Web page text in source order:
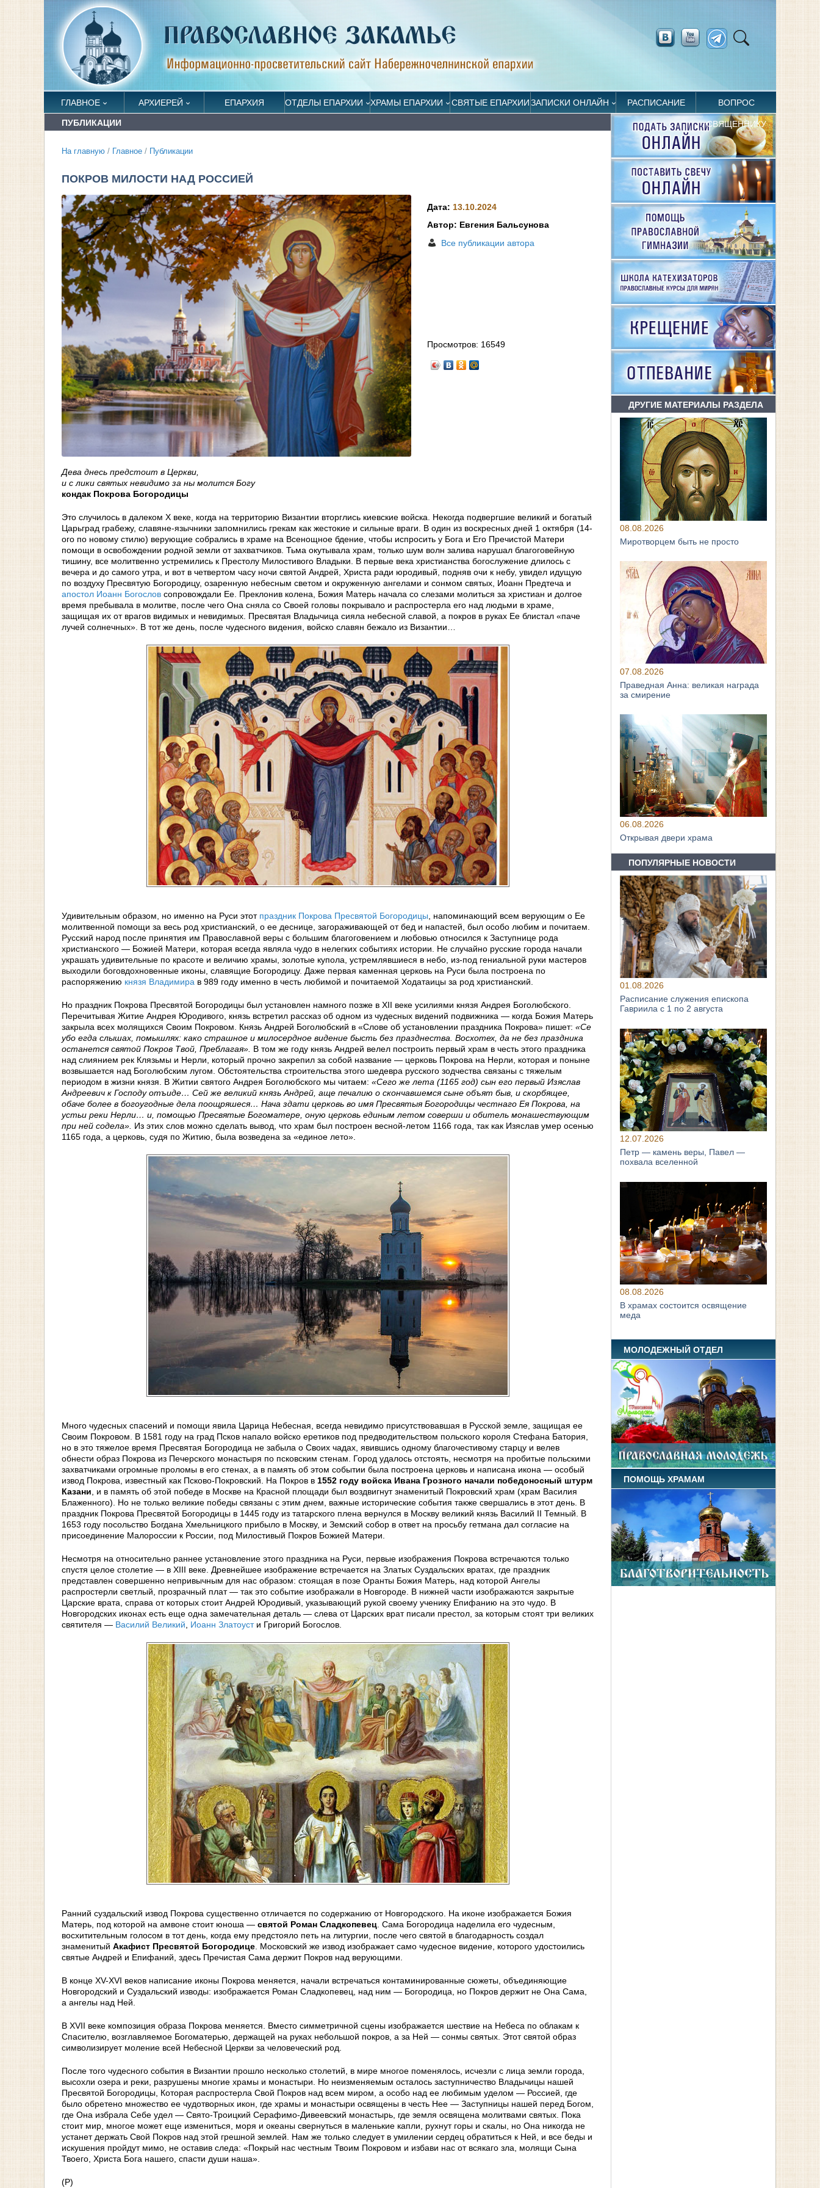
ГЛАВНОЕ АРХИЕРЕЙ ЕПАРХИЯ ОТДЕЛЫ ЕПАРХИИ ХРАМЫ ЕПАРХИИ СВЯТЫЕ ЕПАРХИИЗАПИСКИ ОНЛАЙН РАСПИСАНИЕ ВОПРОС
СВЯЩЕННИКУ
ПУБЛИКАЦИИ
На главную / Главное / Публикации
ПОКРОВ МИЛОСТИ НАД РОССИЕЙ
Дата: 13.10.2024
Автор: Евгения Бальсунова
Все публикации автора
Просмотров: 16549
Дева днесь предстоит в Церкви,
и с лики святых невидимо за ны молится Богу
кондак Покрова Богородицы
Это случилось в далеком X веке, когда на территорию Византии вторглись киевские войска. Некогда подвергшие великий и богатый
Царьград грабежу, славяне-язычники запомнились грекам как жестокие и сильные враги. В один из воскресных дней 1 октября (14-
ого по новому стилю) верующие собрались в храме на Всенощное бдение, чтобы испросить у Бога и Его Пречистой Матери
помощи в освобождении родной земли от захватчиков. Тьма окутывала храм, только шум волн залива нарушал благоговейную
тишину, все молитвенно устремились к Престолу Милостивого Владыки. В первые века христианства богослужение длилось с
вечера и до самого утра, и вот в четвертом часу ночи святой Андрей, Христа ради юродивый, подняв очи к небу, увидел идущую
по воздуху Пресвятую Богородицу, озаренную небесным светом и окруженную ангелами и сонмом святых, Иоанн Предтеча и
апостол Иоанн Богослов сопровождали Ее. Преклонив колена, Божия Матерь начала со слезами молиться за христиан и долгое
время пребывала в молитве, после чего Она сняла со Своей головы покрывало и распростерла его над людьми в храме,
защищая их от врагов видимых и невидимых. Пресвятая Владычица сияла небесной славой, а покров в руках Ее блистал «паче
лучей солнечных». В тот же день, после чудесного видения, войско славян бежало из Византии…
Удивительным образом, но именно на Руси этот праздник Покрова Пресвятой Богородицы, напоминающий всем верующим о Ее
молитвенной помощи за весь род христианский, о ее деснице, загораживающей от бед и напастей, был особо любим и почитаем.
Русский народ после принятия им Православной веры с большим благоговением и любовью относился к Заступнице рода
христианского — Божией Матери, которая всегда являла чудо в нелегких событиях истории. Не случайно русские города начали
украшать удивительные по красоте и величию храмы, золотые купола, устремлявшиеся в небо, из-под гениальной руки мастеров
выходили боговдохновенные иконы, славящие Богородицу. Даже первая каменная церковь на Руси была построена по
распоряжению князя Владимира в 989 году именно в честь любимой и почитаемой Ходатаицы за род христианский.
Но праздник Покрова Пресвятой Богородицы был установлен намного позже в XII веке усилиями князя Андрея Боголюбского.
Перечитывая Житие Андрея Юродивого, князь встретил рассказ об одном из чудесных видений подвижника — когда Божия Матерь
закрыла всех молящихся Своим Покровом. Князь Андрей Боголюбский в «Слове об установлении праздника Покрова» пишет: «Се
убо егда слышах, помышлях: како страшное и милосердное видение бысть без празднества. Восхотех, да не без праздника
останется святой Покров Твой, Преблагая». В том же году князь Андрей велел построить первый храм в честь этого праздника
над слиянием рек Клязьмы и Нерли, который прочно закрепил за собой название — церковь Покрова на Нерли, которая и поныне
возвышается над Боголюбским лугом. Обстоятельства строительства этого шедевра русского зодчества связаны с тяжелым
периодом в жизни князя. В Житии святого Андрея Боголюбского мы читаем: «Сего же лета (1165 год) сын его первый Изяслав
Андреевич к Господу отъиде… Сей же великий князь Андрей, аще печалию о скончавшемся сыне объят быв, и скорбящее,
обаче более в богоугодные дела поощряшеся… Нача здати церковь во имя Пресвятыя Богородицы честнаго Ея Покрова, на
устьи реки Нерли… и, помощью Пресвятые Богоматере, оную церковь единым летом соверши и обитель монашествующим
при ней содела». Из этих слов можно сделать вывод, что храм был построен весной-летом 1166 года, так как Изяслав умер осенью
1165 года, а церковь, судя по Житию, была возведена за «единое лето».
Много чудесных спасений и помощи явила Царица Небесная, всегда невидимо присутствовавшая в Русской земле, защищая ее
Своим Покровом. В 1581 году на град Псков напало войско еретиков под предводительством польского короля Стефана Батория,
но в это тяжелое время Пресвятая Богородица не забыла о Своих чадах, явившись одному благочестивому старцу и велев
обнести образ Покрова из Печерского монастыря по псковским стенам. Город удалось отстоять, несмотря на пробитые польскими
захватчиками огромные проломы в его стенах, а в память об этом событии была построена церковь и написана икона — особый
извод Покрова, известный как Псково-Покровский. На Покров в 1552 году войска Ивана Грозного начали победоносный штурм
Казани, и в память об этой победе в Москве на Красной площади был воздвигнут знаменитый Покровский храм (храм Василия
Блаженного). Но не только великие победы связаны с этим днем, важные исторические события также свершались в этот день. В
праздник Покрова Пресвятой Богородицы в 1445 году из татарского плена вернулся в Москву великий князь Василий II Темный. В
1653 году посольство Богдана Хмельницкого прибыло в Москву, и Земский собор в ответ на просьбу гетмана дал согласие на
присоединение Малороссии к России, под Милостивый Покров Божией Матери.
Несмотря на относительно раннее установление этого праздника на Руси, первые изображения Покрова встречаются только
спустя целое столетие — в XIII веке. Древнейшее изображение встречается на Златых Суздальских вратах, где праздник
представлен совершенно непривычным для нас образом: стоящая в позе Оранты Божия Матерь, над которой Ангелы
распростерли светлый, прозрачный плат — так это событие изображали в Новгороде. В нижней части изображаются закрытые
Царские врата, справа от которых стоит Андрей Юродивый, указывающий рукой своему ученику Епифанию на это чудо. В
Новгородских иконах есть еще одна замечательная деталь — слева от Царских врат писали престол, за которым стоят три великих
святителя — Василий Великий, Иоанн Златоусти Григорий Богослов.
Ранний суздальский извод Покрова существенно отличается по содержанию от Новгородского. На иконе изображается Божия
Матерь, под которой на амвоне стоит юноша — святой Роман Сладкопевец. Сама Богородица наделила его чудесным,
восхитительным голосом в тот день, когда ему предстояло петь на литургии, после чего святой в благодарность создал
знаменитый Акафист Пресвятой Богородице. Московский же извод изображает само чудесное видение, которого удостоились
святые Андрей и Епифаний, здесь Пречистая Сама держит Покров над верующими.
В конце XV-XVI веков написание иконы Покрова меняется, начали встречаться контаминированные сюжеты, объединяющие
Новгородский и Суздальский изводы: изображается Роман Сладкопевец, над ним — Богородица, но Покров держит не Она Сама,
а ангелы над Ней.
В XVII веке композиция образа Покрова меняется. Вместо симметричной сцены изображается шествие на Небеса по облакам к
Спасителю, возглавляемое Богоматерью, держащей на руках небольшой покров, а за Ней — сонмы святых. Этот святой образ
символизирует моление всей Небесной Церкви за человеческий род.
После того чудесного события в Византии прошло несколько столетий, в мире многое поменялось, исчезли с лица земли города,
высохли озера и реки, разрушены многие храмы и монастыри. Но неизменяемым осталось заступничество Владычицы нашей
Пресвятой Богородицы, Которая распростерла Свой Покров над всем миром, а особо над ее любимым уделом — Россией, где
было обретено множество ее чудотворных икон, где храмы и монастыри освящены в честь Нее — Заступницы нашей перед Богом,
где Она избрала Себе удел — Свято-Троицкий Серафимо-Дивеевский монастырь, где земля освящена молитвами святых. Пока
стоит мир, многое может еще измениться, моря и океаны свернуться в маленькие капли, рухнут горы и скалы, но Она никогда не
устанет держать Свой Покров над этой грешной землей. Нам же только следует в умилении сердец обратиться к Ней, и все беды и
искушения пройдут мимо, не оставив следа: «Покрый нас честным Твоим Покровом и избави нас от всякаго зла, молящи Сына
Твоего, Христа Бога нашего, спасти души наша».
(Р)
ДРУГИЕ МАТЕРИАЛЫ РАЗДЕЛА
08.08.2026
Миротворцем быть не просто
07.08.2026
Праведная Анна: великая награда
за смирение
06.08.2026
Открывая двери храма
ПОПУЛЯРНЫЕ НОВОСТИ
01.08.2026
Расписание служения епископа
Гавриила с 1 по 2 августа
12.07.2026
Петр — камень веры, Павел —
похвала вселенной
08.08.2026
В храмах состоится освящение
меда
МОЛОДЕЖНЫЙ ОТДЕЛ
ПОМОЩЬ ХРАМАМ